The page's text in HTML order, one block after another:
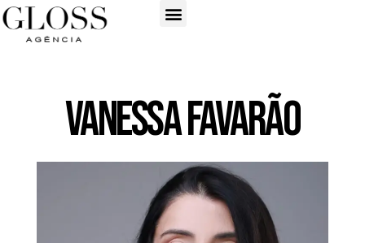
Vanessa Favarão